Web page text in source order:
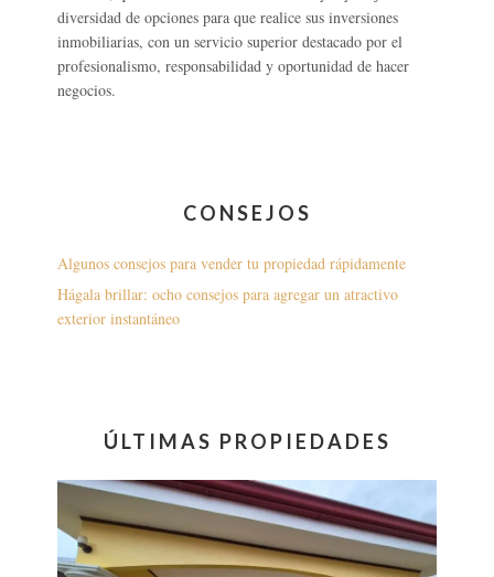
diversidad de opciones para que realice sus inversiones
inmobiliarias, con un servicio superior destacado por el
profesionalismo, responsabilidad y oportunidad de hacer
negocios.
CONSEJOS
Algunos consejos para vender tu propiedad rápidamente
Hágala brillar: ocho consejos para agregar un atractivo
exterior instantáneo
ÚLTIMAS PROPIEDADES